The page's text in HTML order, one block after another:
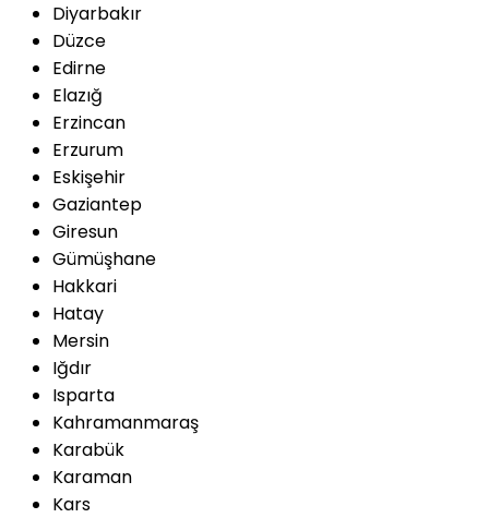
Diyarbakır
Düzce
Edirne
Elazığ
Erzincan
Erzurum
Eskişehir
Gaziantep
Giresun
Gümüşhane
Hakkari
Hatay
Mersin
Iğdır
Isparta
Kahramanmaraş
Karabük
Karaman
Kars